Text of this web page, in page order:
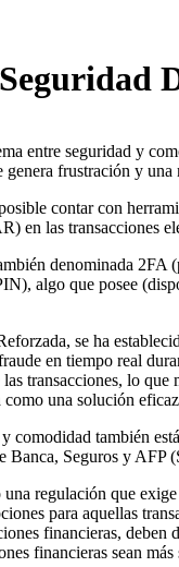
entre seguridad y
frustración y
contar con
en las transacciones
denominada 2FA
algo que posee
se ha
en tiempo real
transacciones, lo
una solución
comodidad también
Banca, Seguros y AFP
regulación que
para aquellas
financieras,
financieras sean